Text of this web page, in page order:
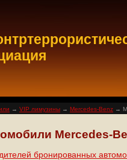
→ VIP лимузины → Mercedes-Benz →
Mercedes-
бронированных